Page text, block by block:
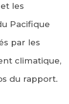
les
Pacifique
par les
climatique,
du rapport.